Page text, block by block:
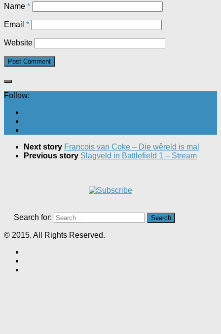
Name *
Email *
Website
Follow:
Next story Francois van Coke – Die wêreld is mal
Previous story Slagveld in Battlefield 1 – Stream
Search for:
© 2015. All Rights Reserved.